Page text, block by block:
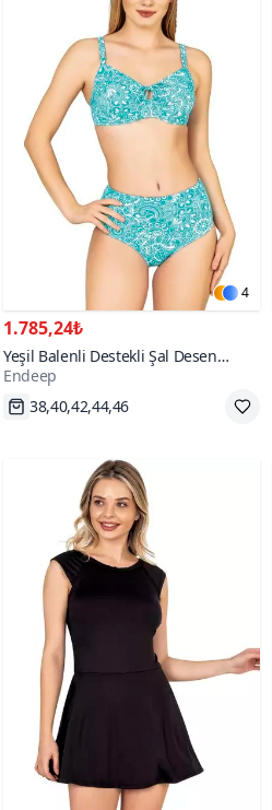
4
1.785,24₺
Yeşil Balenli Destekli Şal Desen
Yüksek Bel Bikini Takım
Endeep
Hızlı Kargo